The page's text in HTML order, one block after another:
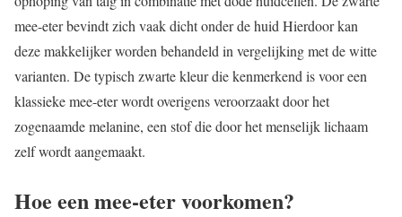
mee-eter bevindt zich vaak dicht onder de huid Hierdoor kan
deze makkelijker worden behandeld in vergelijking met de witte
varianten. De typisch zwarte kleur die kenmerkend is voor een
klassieke mee-eter wordt overigens veroorzaakt door het
zogenaamde melanine, een stof die door het menselijk lichaam
zelf wordt aangemaakt.
Hoe een mee-eter voorkomen?